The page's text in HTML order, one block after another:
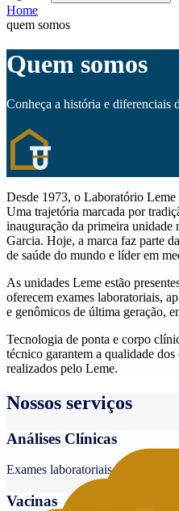
Home
quem somos
Quem somos
Conheça a história e diferenciais
Desde 1973, o Laboratório Leme
Uma trajetória marcada por
inauguração da primeira
Garcia. Hoje, a marca faz parte
de saúde do mundo e líder em
As unidades Leme estão
oferecem exames laboratoriais,
e genômicos de última geração,
Tecnologia de ponta e corpo
técnico garantem a qualidade
realizados pelo Leme.
Nossos serviços
Análises Clínicas
Exames laboratoriais de rotina,
Vacinas